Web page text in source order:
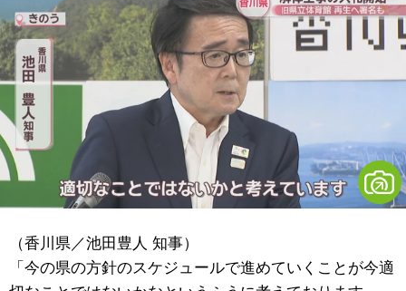
（香川県／池田豊人 知事）
「今の県の方針のスケジュールで進めていくことが今適